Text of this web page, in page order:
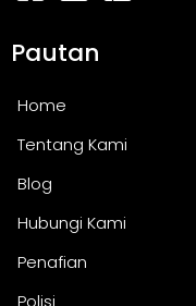
Pautan
Home
Tentang Kami
Blog
Hubungi Kami
Penafian
Polisi